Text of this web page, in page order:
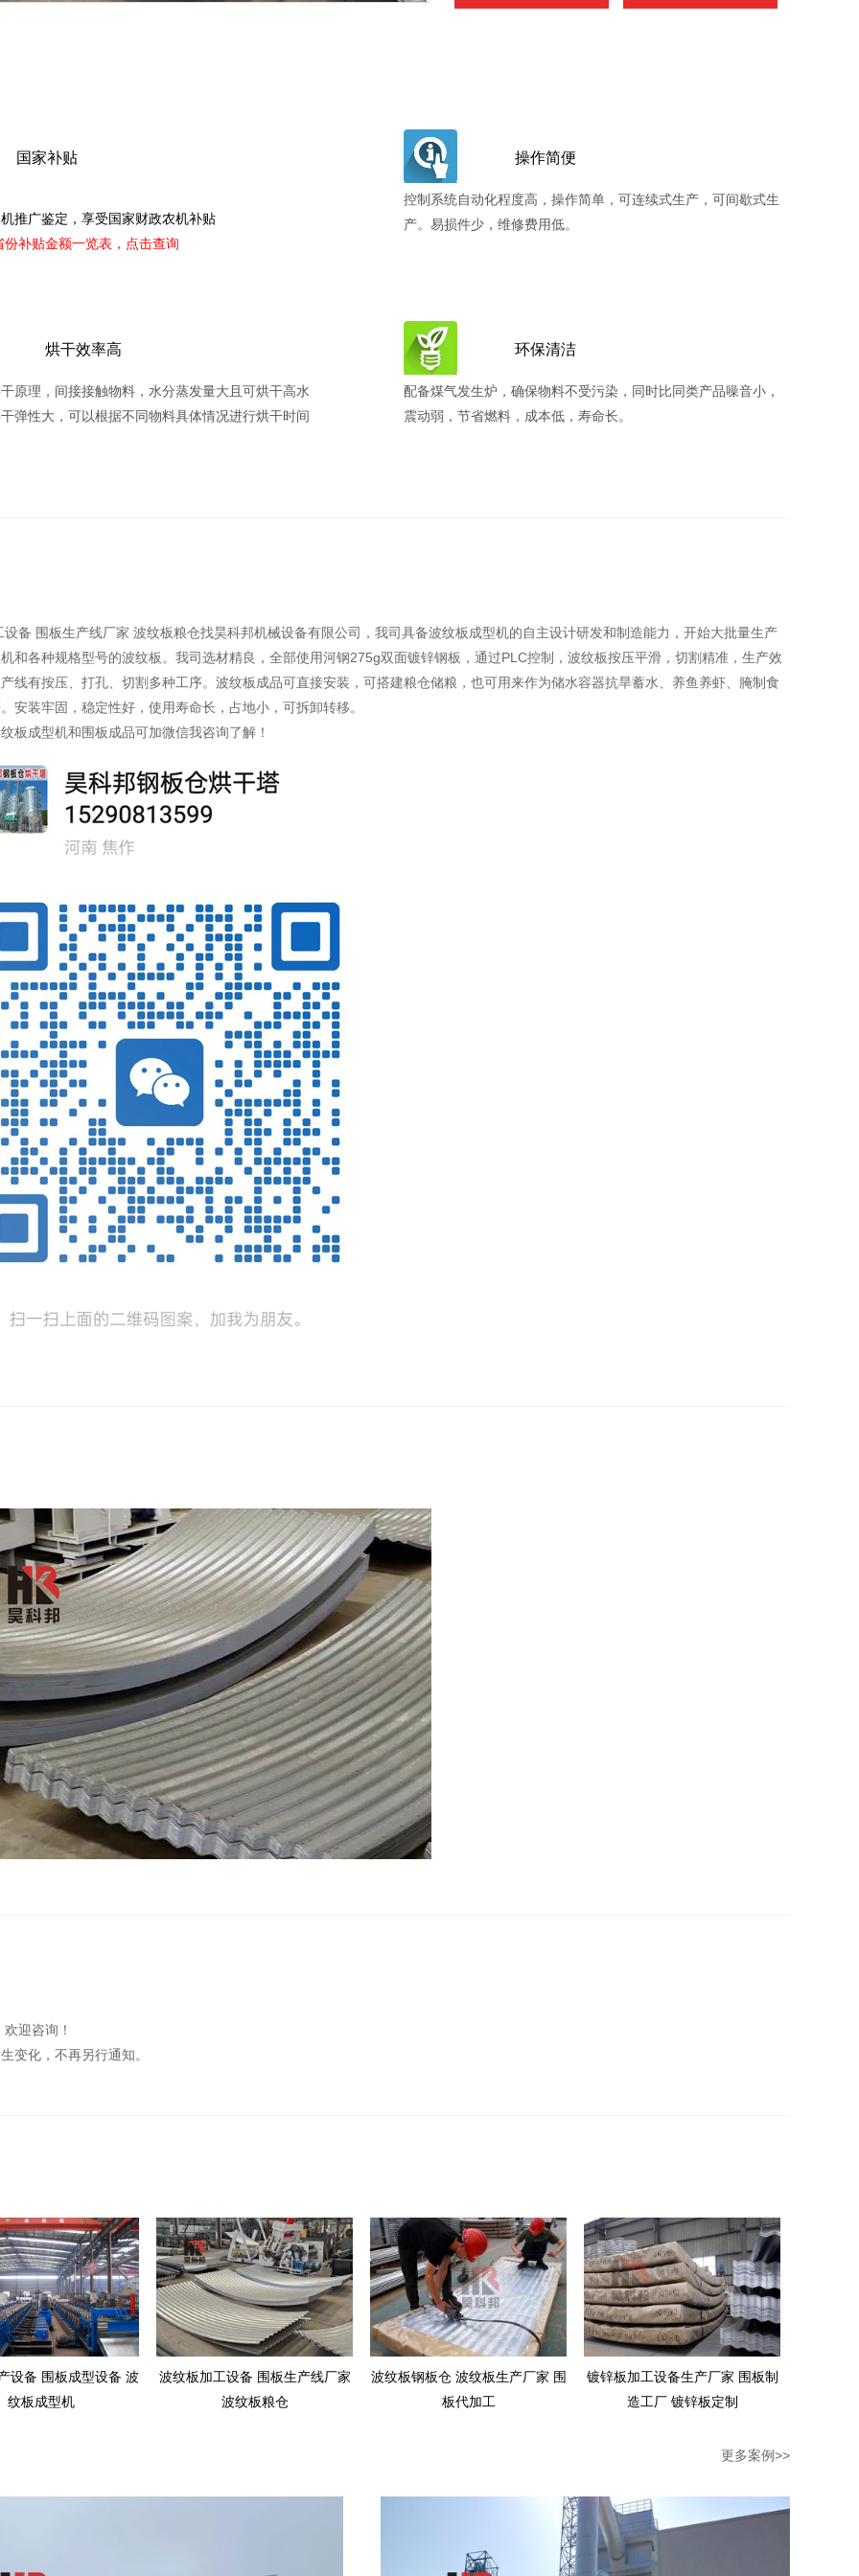
国家补贴
推广鉴定，享受国家财政农机补贴
份补贴金额一览表，点击查询
操作简便
控制系统自动化程度高，操作简单，可连续式生产，可间歇式生
产。易损件少，维修费用低。
烘干效率高
原理，间接接触物料，水分蒸发量大且可烘干高水
弹性大，可以根据不同物料具体情况进行烘干时间
环保清洁
配备煤气发生炉，确保物料不受污染，同时比同类产品噪音小，
震动弱，节省燃料，成本低，寿命长。
备 围板生产线厂家 波纹板粮仓找昊科邦机械设备有限公司，我司具备波纹板成型机的自主设计研发和制造能力，开始大批量生产
和各种规格型号的波纹板。我司选材精良，全部使用河钢275g双面镀锌钢板，通过PLC控制，波纹板按压平滑，切割精准，生产效
线有按压、打孔、切割多种工序。波纹板成品可直接安装，可搭建粮仓储粮，也可用来作为储水容器抗旱蓄水、养鱼养虾、腌制食
安装牢固，稳定性好，使用寿命长，占地小，可拆卸转移。
板成型机和围板成品可加微信我咨询了解！
迎咨询！
变化，不再另行通知。
设备 围板成型设备 波
纹板成型机
波纹板加工设备 围板生产线厂家
波纹板粮仓
波纹板钢板仓 波纹板生产厂家 围
板代加工
镀锌板加工设备生产厂家 围板制
造工厂 镀锌板定制
更多案例>>